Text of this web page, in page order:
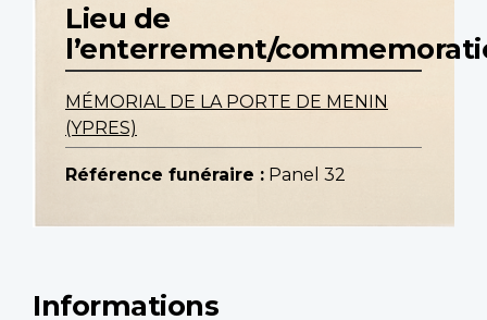
Lieu de
l’enterrement/
MÉMORIAL DE LA PORTE DE MENIN
(YPRES)
Référence funéraire : Panel 32
Informations